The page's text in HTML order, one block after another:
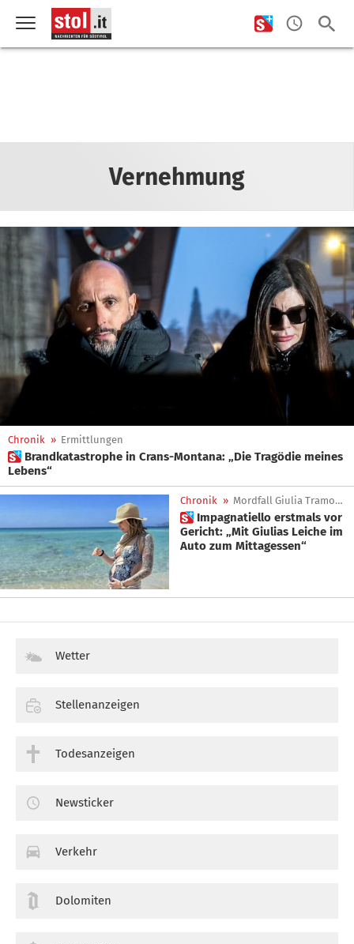
Vernehmung
Chronik » Ermittlungen
 Brandkatastrophe in Crans-Montana: „Die Tragödie meines
Lebens“
Chronik » Mordfall Giulia Tramontano
 Impagnatiello erstmals vor
Gericht: „Mit Giulias Leiche im
Auto zum Mittagessen“
Wetter
Stellenanzeigen
Todesanzeigen
Newsticker
Verkehr
Dolomiten